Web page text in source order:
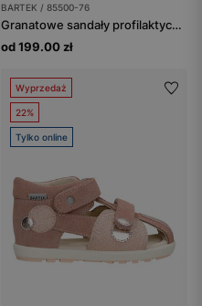
BARTEK / 85500-76
Granatowe sandały profilaktyczne z błyszczącymi serduszkami, obcas Thomasa BARTEK 85500-76
od 199.00 zł
Wyprzedaż
22%
Tylko online